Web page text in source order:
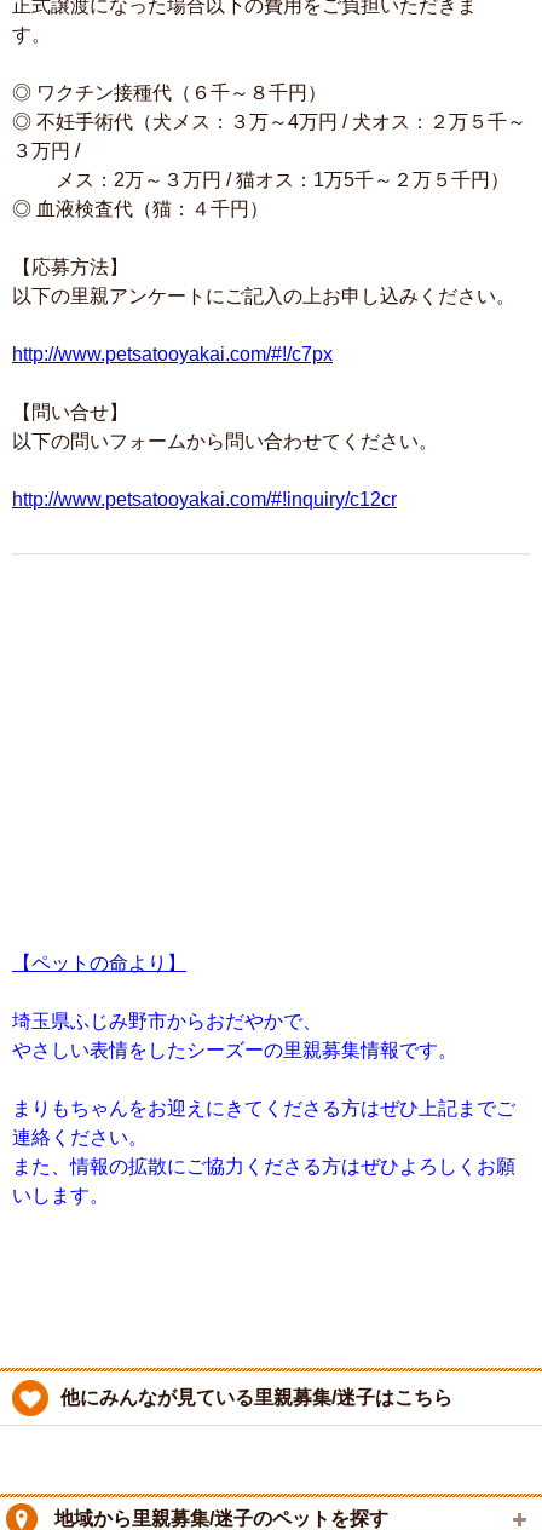
正式譲渡になった場合以下の費用をご負担いただきま
す。
◎ ワクチン接種代（６千～８千円）
◎ 不妊手術代（犬メス：３万～4万円 / 犬オス：２万５千～
３万円 /
メス：2万～３万円 / 猫オス：1万5千～２万５千円）
◎ 血液検査代（猫：４千円）
【応募方法】
以下の里親アンケートにご記入の上お申し込みください。
http://www.petsatooyakai.com/#!/c7px
【問い合せ】
以下の問いフォームから問い合わせてください。
http://www.petsatooyakai.com/#!inquiry/c12cr
【ペットの命より】
埼玉県ふじみ野市からおだやかで、
やさしい表情をしたシーズーの里親募集情報です。
まりもちゃんをお迎えにきてくださる方はぜひ上記までご
連絡ください。
また、情報の拡散にご協力くださる方はぜひよろしくお願
いします。
他にみんなが見ている里親募集/迷子はこちら
地域から里親募集/迷子のペットを探す